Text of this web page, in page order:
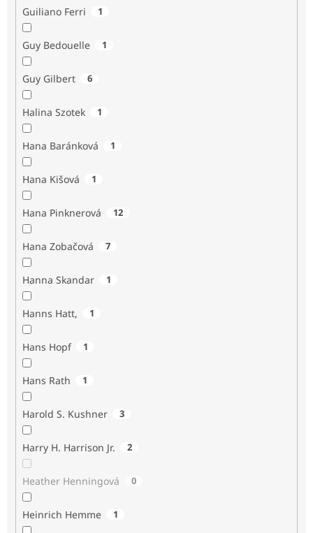
Guiliano Ferri 1
Guy Bedouelle 1
Guy Gilbert 6
Halina Szotek 1
Hana Baránková 1
Hana Kišová 1
Hana Pinknerová 12
Hana Zobačová 7
Hanna Skandar 1
Hanns Hatt, 1
Hans Hopf 1
Hans Rath 1
Harold S. Kushner 3
Harry H. Harrison Jr. 2
Heather Henningová 0
Heinrich Hemme 1